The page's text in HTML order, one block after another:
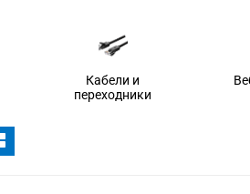
Кабели и
переходники